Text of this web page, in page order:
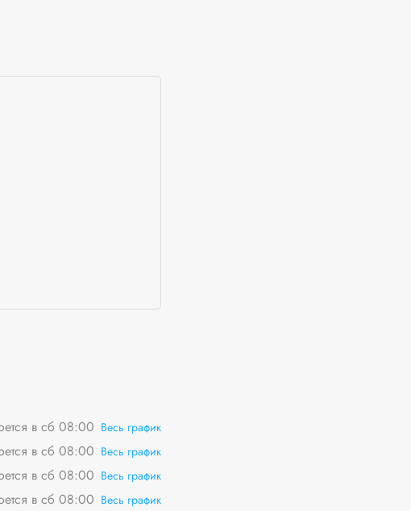
в сб 08:00 Весь график
в сб 08:00 Весь график
в сб 08:00 Весь график
в сб 08:00 Весь график